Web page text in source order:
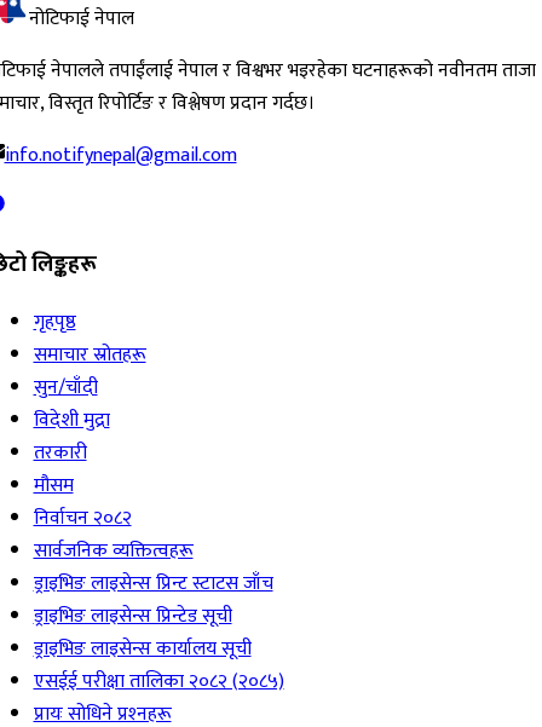
नोटिफाई नेपाल
नेपालले तपाईंलाई नेपाल र विश्वभर भइरहेका घटनाहरूको नवीनतम ताजा
विस्तृत रिपोर्टिङ र विश्लेषण प्रदान गर्दछ।
info.notifynepal@gmail.com
लिङ्कहरू
गृहपृष्ठ
समाचार स्रोतहरू
सुन/चाँदी
विदेशी मुद्रा
तरकारी
मौसम
निर्वाचन २०८२
सार्वजनिक व्यक्तित्वहरू
ड्राइभिङ लाइसेन्स प्रिन्ट स्टाटस जाँच
ड्राइभिङ लाइसेन्स प्रिन्टेड सूची
ड्राइभिङ लाइसेन्स कार्यालय सूची
एसईई परीक्षा तालिका २०८२ (२०८५)
प्रायः सोधिने प्रश्‍नहरू